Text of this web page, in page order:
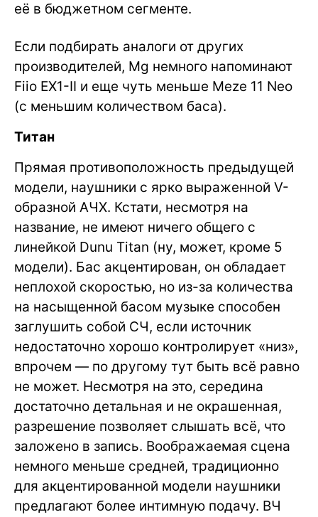
её в бюджетном сегменте.
Если подбирать аналоги от других
производителей, Mg немного напоминают
Fiio EX1-II и еще чуть меньше Meze 11 Neo
(с меньшим количеством баса).
Титан
Прямая противоположность предыдущей
модели, наушники с ярко выраженной V-
образной АЧХ. Кстати, несмотря на
название, не имеют ничего общего с
линейкой Dunu Titan (ну, может, кроме 5
модели). Бас акцентирован, он обладает
неплохой скоростью, но из-за количества
на насыщенной басом музыке способен
заглушить собой СЧ, если источник
недостаточно хорошо контролирует «низ»,
впрочем — по другому тут быть всё равно
не может. Несмотря на это, середина
достаточно детальная и не окрашенная,
разрешение позволяет слышать всё, что
заложено в запись. Воображаемая сцена
немного меньше средней, традиционно
для акцентированной модели наушники
предлагают более интимную подачу. ВЧ